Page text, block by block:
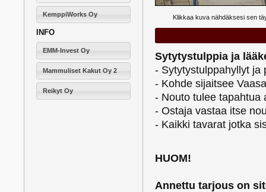
KemppiWorks Oy
INFO
EMM-Invest Oy
Mammuliset Kakut Oy 2
Reikyt Oy
Klikkaa kuva nähdäksesi sen
Sytytystulppia ja
- Sytytystulppahyllyt ja
- Kohde sijaitsee
- Nouto tulee tapahtua
- Ostaja vastaa itse
- Kaikki tavarat jotka
HUOM!
Annettu tarjous on